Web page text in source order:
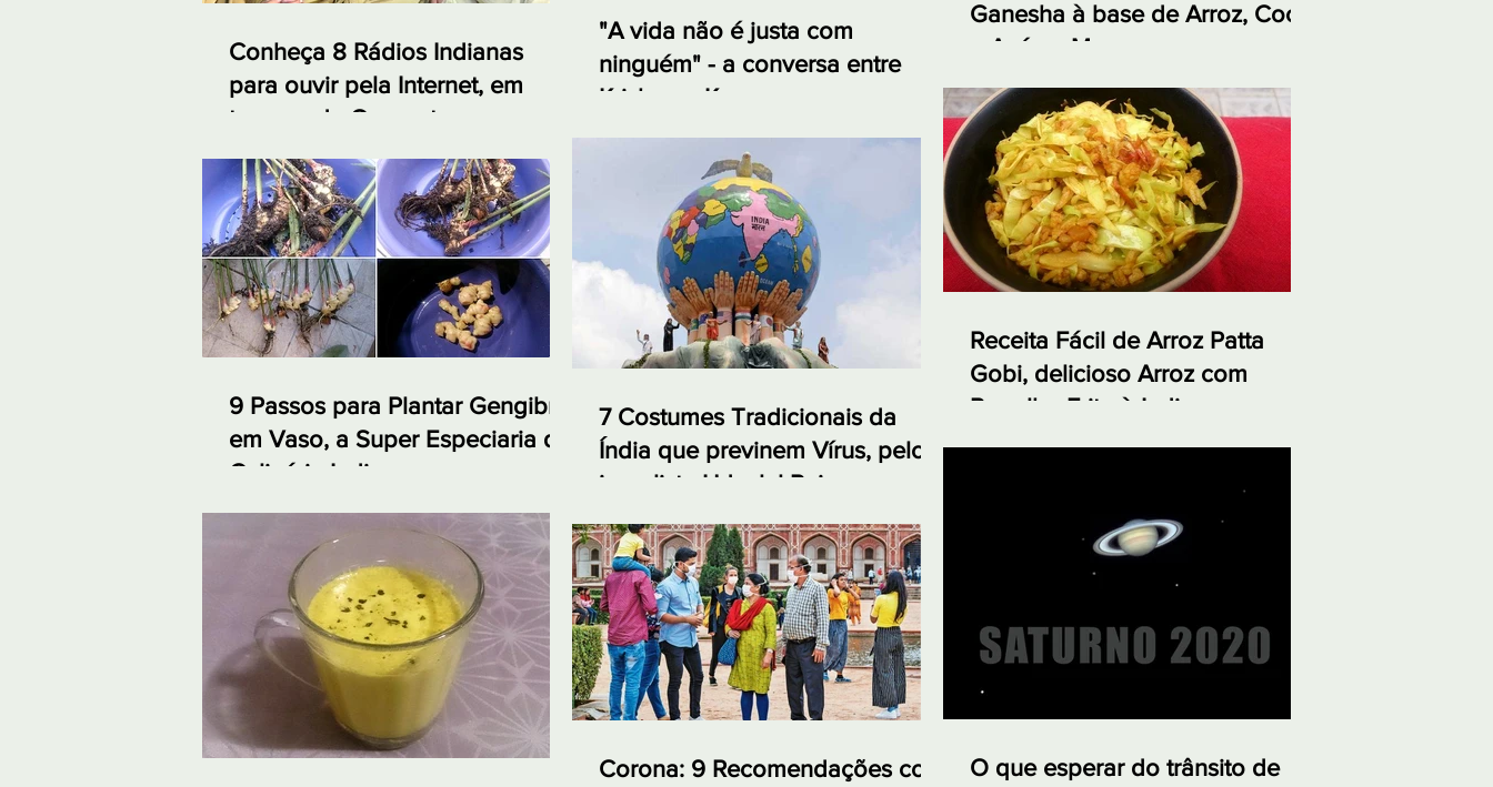
Conheça 8 Rádios Indianas
para ouvir pela Internet, em
tempos de Quarentena
"A vida não é justa com
ninguém" - a conversa entre
Krishna e Karna no
Ganesha à base de Arroz, Coco
e Açúcar Mascavo
9 Passos para Plantar Gengibre
em Vaso, a Super Especiaria da
Culinária Indiana
7 Costumes Tradicionais da
Índia que previnem Vírus, pelo
jornalista Udaylal Pai
Receita Fácil de Arroz Patta
Gobi, delicioso Arroz com
Repolho Frito à Indiana
Corona: 9 Recomendações com
O que esperar do trânsito de